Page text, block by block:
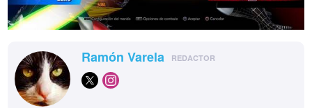
Ramón Varela REDACTOR